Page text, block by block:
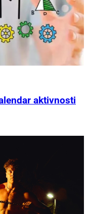
aktivnosti